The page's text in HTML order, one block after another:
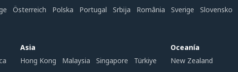
Österreich Polska Portugal Srbija România Sverige Slovensko
Asia
Hong Kong
Malaysia Singapore Türkiye
Oceanía
New Zealand